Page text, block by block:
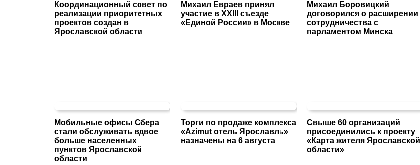
Координационный совет по
реализации приоритетных
проектов создан в
Ярославской области
Михаил Евраев принял
участие в XXIII съезде
«Единой России» в Москве
Михаил Боровицкий
договорился о расширении
сотрудничества с
парламентом Минска
Мобильные офисы Сбера
стали обслуживать вдвое
больше населенных
пунктов Ярославской
области
Торги по продаже комплекса
«Azimut отель Ярославль»
назначены на 6 августа
Свыше 60 организаций
присоединились к проекту
«Карта жителя Ярославской
области»